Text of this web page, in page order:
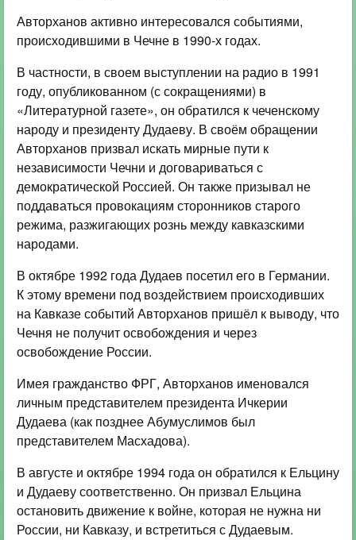
Авторханов активно интересовался событиями,
происходившими в Чечне в 1990-х годах.
В частности, в своем выступлении на радио в 1991
году, опубликованном (с сокращениями) в
«Литературной газете», он обратился к чеченскому
народу и президенту Дудаеву. В своём обращении
Авторханов призвал искать мирные пути к
независимости Чечни и договариваться с
демократической Россией. Он также призывал не
поддаваться провокациям сторонников старого
режима, разжигающих рознь между кавказскими
народами.
В октябре 1992 года Дудаев посетил его в Германии.
К этому времени под воздействием происходивших
на Кавказе событий Авторханов пришёл к выводу, что
Чечня не получит освобождения и через
освобождение России.
Имея гражданство ФРГ, Авторханов именовался
личным представителем президента Ичкерии
Дудаева (как позднее Абумуслимов был
представителем Масхадова).
В августе и октябре 1994 года он обратился к Ельцину
и Дудаеву соответственно. Он призвал Ельцина
остановить движение к войне, которая не нужна ни
России, ни Кавказу, и встретиться с Дудаевым.